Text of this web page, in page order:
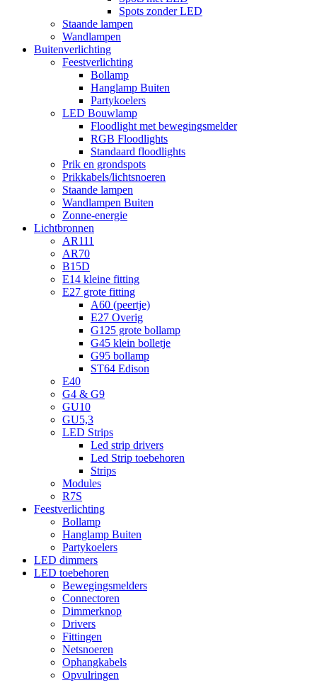
Spots zonder LED
Staande lampen
Wandlampen
Buitenverlichting
Feestverlichting
Bollamp
Hanglamp Buiten
Partykoelers
LED Bouwlamp
Floodlight met bewegingsmelder
RGB Floodlights
Standaard floodlights
Prik en grondspots
Prikkabels/lichtsnoeren
Staande lampen
Wandlampen Buiten
Zonne-energie
Lichtbronnen
AR111
AR70
B15D
E14 kleine fitting
E27 grote fitting
A60 (peertje)
E27 Overig
G125 grote bollamp
G45 klein bolletje
G95 bollamp
ST64 Edison
E40
G4 & G9
GU10
GU5,3
LED Strips
Led strip drivers
Led Strip toebehoren
Strips
Modules
R7S
Feestverlichting
Bollamp
Hanglamp Buiten
Partykoelers
LED dimmers
LED toebehoren
Bewegingsmelders
Connectoren
Dimmerknop
Drivers
Fittingen
Netsnoeren
Ophangkabels
Opvulringen